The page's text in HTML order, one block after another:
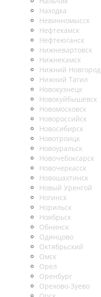
Находка
Невинномысск
Нефтекамск
Нефтеюганск
Нижневартовск
Нижнекамск
Нижний Новгород
Нижний Тагил
Новокузнецк
Новокуйбышевск
Новомосковск
Новороссийск
Новосибирск
Новотроицк
Новоуральск
Новочебоксарск
Новочеркасск
Новошахтинск
Новый Уренгой
Ногинск
Норильск
Ноябрьск
Обнинск
Одинцово
Октябрьский
Омск
Орел
Оренбург
Орехово-Зуево